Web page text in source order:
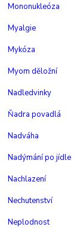
Mononukleóza
Myalgie
Mykóza
Myom děložní
Nadledvinky
Ňadra povadlá
Nadváha
Nadýmání po jídle
Nachlazení
Nechutenství
Neplodnost